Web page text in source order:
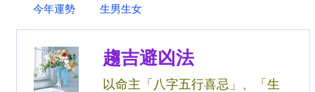
今年運勢 生男生女
趨吉避凶法
以命主「八字五行喜忌」、「生